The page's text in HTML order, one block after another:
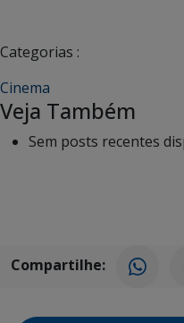
Categorias :
Cinema
Veja Também
Sem posts recentes
Compartilhe: